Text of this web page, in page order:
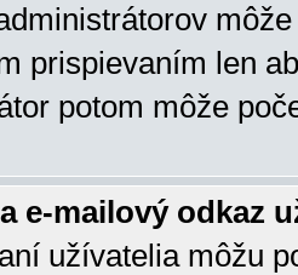
prispievaním len
potom môže
e-mailový odkaz
užívatelia môžu